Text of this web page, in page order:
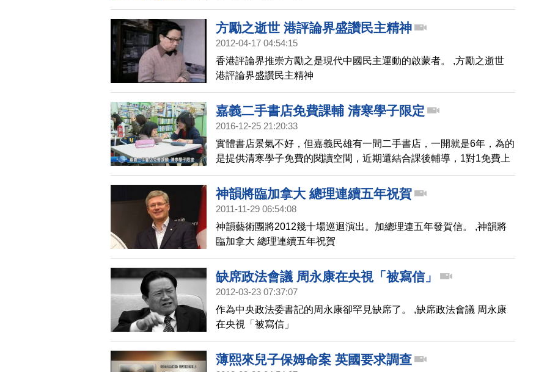
方勵之逝世 港評論界盛讚民主精神
2012-04-17 04:54:15
香港評論界推崇方勵之是現代中國民主運動的啟蒙者。 ,方勵之逝世
港評論界盛讚民主精神
嘉義二手書店免費課輔 清寒學子限定
2016-12-25 21:20:33
實體書店景氣不好，但嘉義民雄有一間二手書店，一開就是6年，為的
是提供清寒學子免費的閱讀空間，近期還結合課後輔導，1對1免費上
課，幫助不少清寒學子，課業突飛猛進，而背後的推手，就是前世貿
二館館長、二手書店創辦人，黃金山。
神韻將臨加拿大 總理連續五年祝賀
2011-11-29 06:54:08
神韻藝術團將2012幾十場巡迴演出。加總理連五年發賀信。 ,神韻將
臨加拿大 總理連續五年祝賀
缺席政法會議 周永康在央視「被寫信」
2012-03-23 07:37:07
作為中央政法委書記的周永康卻罕見缺席了。 ,缺席政法會議 周永康
在央視「被寫信」
薄熙來兒子保姆命案 英國要求調查